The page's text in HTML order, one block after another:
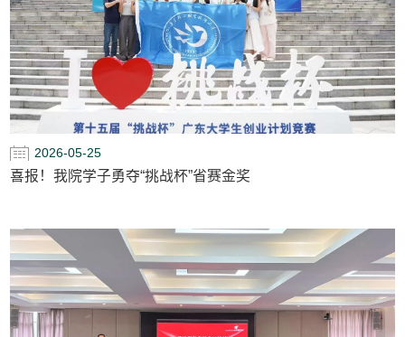
2026-05-25
喜报！我院学子勇夺“挑战杯”省赛金奖